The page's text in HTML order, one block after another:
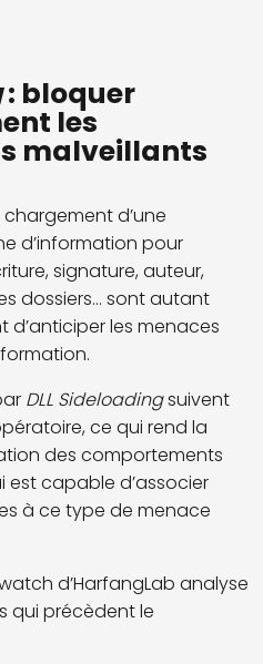
: bloquer
les
malveillants
d’une
d’information pour
signature, auteur,
dossiers... sont autant
d’anticiper les menaces
DLL Sideloadingsuivent
ce qui rend la
des comportements
est capable d’associer
à ce type de menace
d’HarfangLab analyse
qui précèdent le